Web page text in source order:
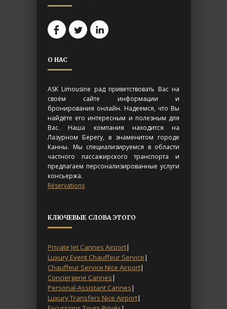
О НАС
ASK Limousine рад приветствовать Вас на
своём сайте информации и
бронирования онлайн. Надеемся, что Вы
найдёте его интересным и полезным для
Вас. Наша компания находится на
Лазурном Берегу, в знаменитом городе
Канны. Мы специализируемся в области
частного пассажирского транспорта и
предлагаем персонализированные услуги
консьержа.
Réservations
КЛЮЧЕВЫЕ СЛОВА ЭТОГО
Private Jet Cannes Airport|
Luxury Event Chauffeur Service|
Chauffeur Service Nice Airport|
Conciergerie Cannes|
Personal-Assistant Cannes|
Luxury Transfers Nice Airport|